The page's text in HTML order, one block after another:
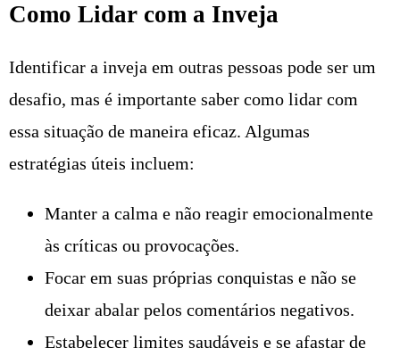
Como Lidar com a Inveja
Identificar a inveja em outras pessoas pode ser um
desafio, mas é importante saber como lidar com
essa situação de maneira eficaz. Algumas
estratégias úteis incluem:
Manter a calma e não reagir emocionalmente
às críticas ou provocações.
Focar em suas próprias conquistas e não se
deixar abalar pelos comentários negativos.
Estabelecer limites saudáveis e se afastar de